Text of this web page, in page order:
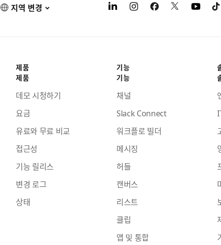
지역 변경
제품
제품
데모 시청하기
요금
유료와 무료 비교
접근성
기능 릴리스
변경 로그
상태
기능
기능
채널
Slack Connect
워크플로 빌더
메시징
허들
캔버스
리스트
클립
앱 및 통합